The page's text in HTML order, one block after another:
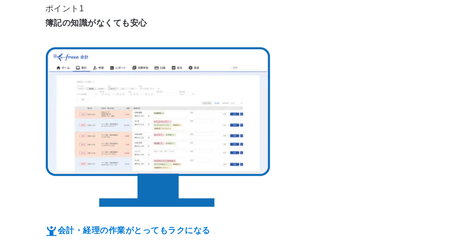
ポイント1
簿記の知識がなくても安心
会計・経理の作業がとってもラクになる